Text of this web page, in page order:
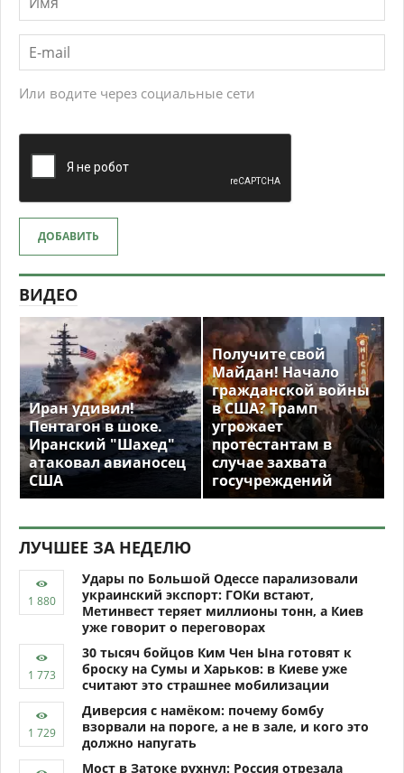
Или водите через социальные сети
ДОБАВИТЬ
ВИДЕО
Иран удивил!
Пентагон в шоке.
Иранский "Шахед"
атаковал авианосец
США
Получите свой
Майдан! Начало
гражданской войны
в США? Трамп
угрожает
протестантам в
случае захвата
госучреждений
ЛУЧШЕЕ ЗА НЕДЕЛЮ
Удары по Большой Одессе парализовали
украинский экспорт: ГОКи встают,
Метинвест теряет миллионы тонн, а Киев
уже говорит о переговорах
30 тысяч бойцов Ким Чен Ына готовят к
броску на Сумы и Харьков: в Киеве уже
считают это страшнее мобилизации
Диверсия с намёком: почему бомбу
взорвали на пороге, а не в зале, и кого это
должно напугать
Мост в Затоке рухнул: Россия отрезала